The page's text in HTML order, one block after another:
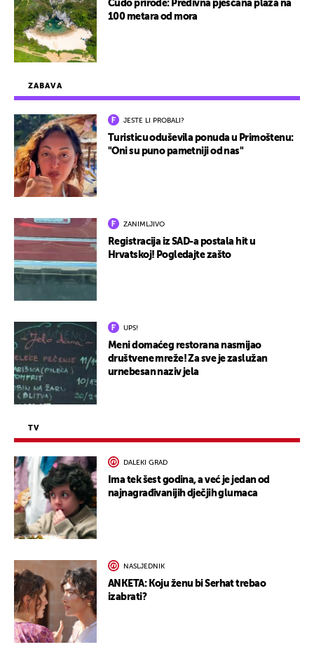
ZABAVA
JESTE LI PROBALI?
Turisticu oduševila ponuda u Primoštenu:
"Oni su puno pametniji od nas"
ZANIMLJIVO
Registracija iz SAD-a postala hit u
Hrvatskoj! Pogledajte zašto
UPS!
Meni domaćeg restorana nasmijao
društvene mreže! Za sve je zaslužan
urnebesan naziv jela
TV
DALEKI GRAD
Ima tek šest godina, a već je jedan od
najnagrađivanijih dječjih glumaca
NASLJEDNIK
ANKETA: Koju ženu bi Serhat trebao
izabrati?
Čudo prirode: Predivna pješčana plaža na
100 metara od mora